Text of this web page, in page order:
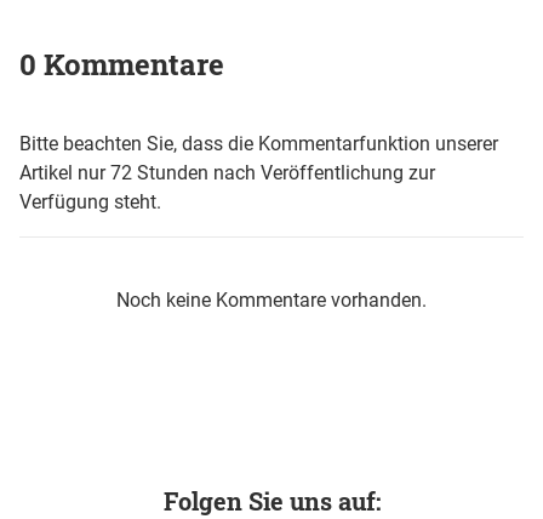
0 Kommentare
Bitte beachten Sie, dass die Kommentarfunktion unserer
Artikel nur 72 Stunden nach Veröffentlichung zur
Verfügung steht.
Noch keine Kommentare vorhanden.
Folgen Sie uns auf: